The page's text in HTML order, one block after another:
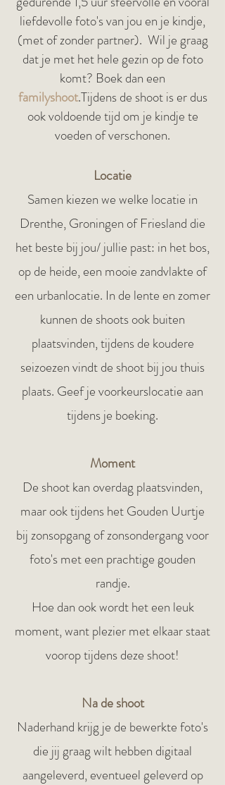
liefdevolle foto's van jou en je kindje,
(met of zonder partner). Wil je graag
dat je met het hele gezin op de foto
komt? Boek dan een
familyshoot.Tijdens de shoot is er dus
ook voldoende tijd om je kindje te
voeden of verschonen.
Locatie
Samen kiezen we welke locatie in
Drenthe, Groningen of Friesland die
het beste bij jou/ jullie past: in het bos,
op de heide, een mooie zandvlakte of
een urbanlocatie. In de lente en zomer
kunnen de shoots ook buiten
plaatsvinden, tijdens de koudere
seizoezen vindt de shoot bij jou thuis
plaats. Geef je voorkeurslocatie aan
tijdens je boeking.
Moment
De shoot kan overdag plaatsvinden,
maar ook tijdens het Gouden Uurtje
bij zonsopgang of zonsondergang voor
foto's met een prachtige gouden
randje.
Hoe dan ook wordt het een leuk
moment, want plezier met elkaar staat
voorop tijdens deze shoot!
Na de shoot
Naderhand krijg je de bewerkte foto's
die jij graag wilt hebben digitaal
aangeleverd, eventueel geleverd op